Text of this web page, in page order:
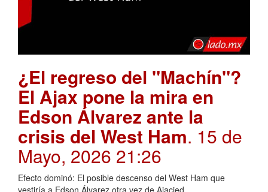
¿El regreso del "Machín"?
El Ajax pone la mira en
Edson Álvarez ante la
crisis del West Ham. 15 de
Mayo, 2026 21:26
Efecto dominó: El posible descenso del West Ham que